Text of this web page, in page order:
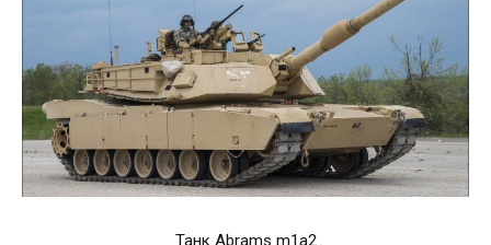
Танк Abrams m1a2